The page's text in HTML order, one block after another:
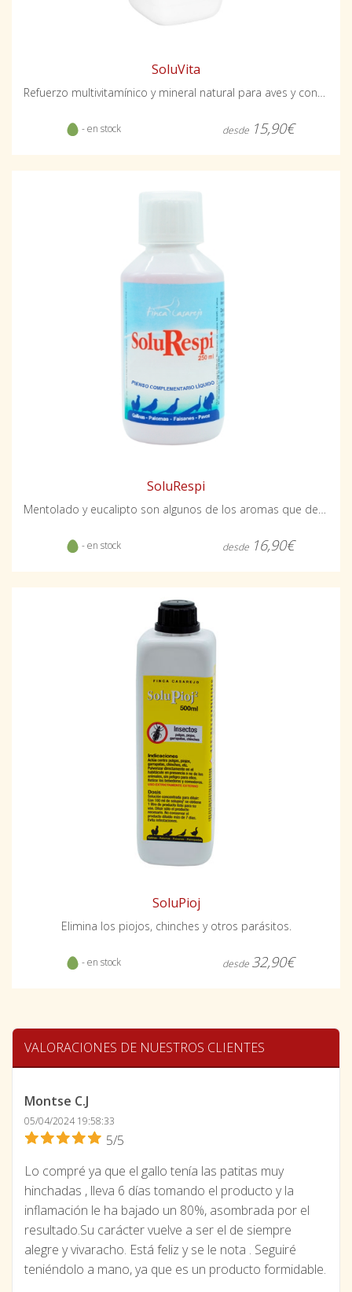
SoluVita
Refuerzo multivitamínico y mineral natural para aves y conejos
- en stock desde 15,90€
SoluRespi
Mentolado y eucalipto son algunos de los aromas que desprende
- en stock desde 16,90€
SoluPioj
Elimina los piojos, chinches y otros parásitos.
- en stock desde 32,90€
VALORACIONES DE NUESTROS CLIENTES
Montse C.J
05/04/2024 19:58:33
5/5
Lo compré ya que el gallo tenía las patitas muy
hinchadas , lleva 6 días tomando el producto y la
inflamación le ha bajado un 80%, asombrada por el
resultado.Su carácter vuelve a ser el de siempre
alegre y vivaracho. Está feliz y se le nota . Seguiré
teniéndolo a mano, ya que es un producto formidable.